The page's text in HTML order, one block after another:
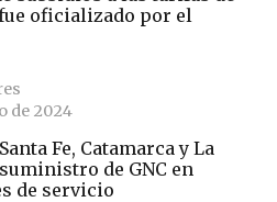
oficializado por el
de 2024
Fe, Catamarca y La
de GNC en
de servicio